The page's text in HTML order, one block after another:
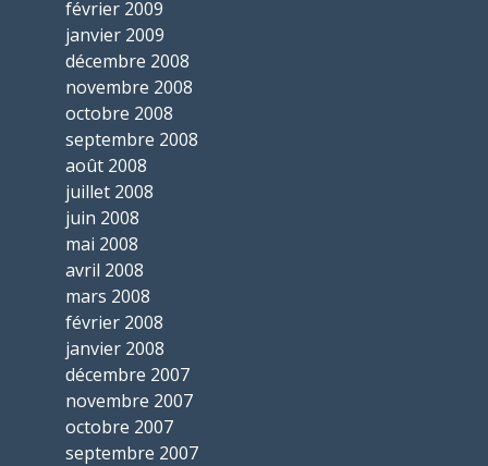
février 2009
janvier 2009
décembre 2008
novembre 2008
octobre 2008
septembre 2008
août 2008
juillet 2008
juin 2008
mai 2008
avril 2008
mars 2008
février 2008
janvier 2008
décembre 2007
novembre 2007
octobre 2007
septembre 2007